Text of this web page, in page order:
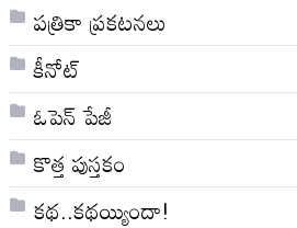
పత్రికా ప్రకటనలు
కీనోట్
ఓపెన్ పేజీ
కొత్త పుస్తకం
కథ..కథయ్యిందా!